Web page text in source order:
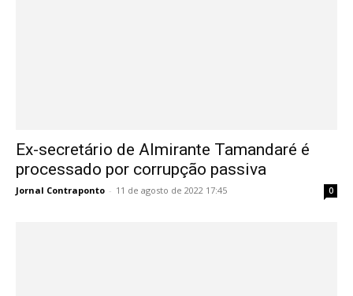
Ex-secretário de Almirante Tamandaré é
processado por corrupção passiva
Jornal Contraponto - 11 de agosto de 2022 17:45 0